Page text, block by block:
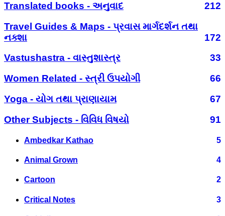
Translated books - અનુવાદ
212
Travel Guides & Maps - પ્રવાસ માર્ગદર્શન તથા
નક્શા
172
Vastushastra - વાસ્તુશાસ્ત્ર
33
Women Related - સ્ત્રી ઉપયોગી
66
Yoga - યોગ તથા પ્રાણાયામ
67
Other Subjects - વિવિધ વિષયો
91
Ambedkar Kathao 5
Animal Grown 4
Cartoon 2
Critical Notes 3